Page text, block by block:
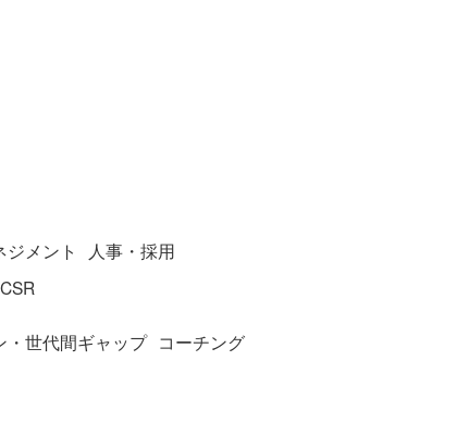
ジメント
人事・採用
・世代間ギャップ コーチング